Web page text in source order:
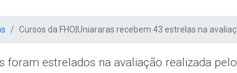
Cursos da FHO|Uniararas recebem 43 estrelas na
foram estrelados na avaliação realizada